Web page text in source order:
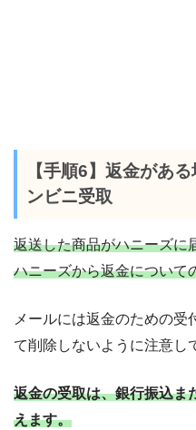
【手順6】返金があ
ンビニ受取
返送した商品がハニーズに
ハニーズから返金について
メールには返金のための受
て削除しないように注意し
返金の受取は、銀行振込ま
えます。